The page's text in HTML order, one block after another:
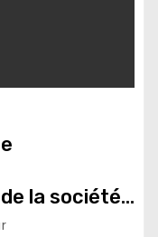
la société